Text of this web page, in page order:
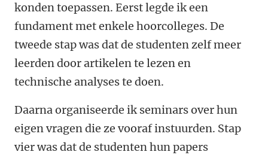
konden toepassen. Eerst legde ik een
fundament met enkele hoorcolleges. De
tweede stap was dat de studenten zelf meer
leerden door artikelen te lezen en
technische analyses te doen.
Daarna organiseerde ik seminars over hun
eigen vragen die ze vooraf instuurden. Stap
vier was dat de studenten hun papers